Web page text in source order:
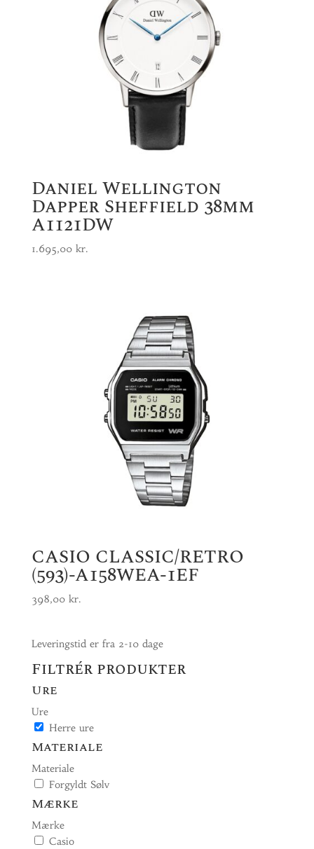
Daniel Wellington
Dapper Sheffield 38mm
A1121DW
1.695,00 kr.
CASIO CLASSIC/RETRO
(593)-A158WEA-1EF
398,00 kr.
Leveringstid er fra 2-10 dage
Filtrér produkter
Ure
Ure
Herre ure
Materiale
Materiale
Forgyldt Sølv
Mærke
Mærke
Casio